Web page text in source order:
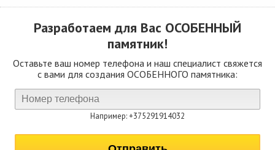
Разработаем для Вас ОСОБЕННЫЙ
памятник!
Оставьте ваш номер телефона и наш специалист свяжется
с вами для создания ОСОБЕННОГО памятника:
Например: +375291914032